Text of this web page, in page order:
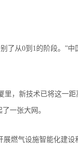
从0到1的阶段。”
，新技术已将这一
一张大网。
燃气设施智能化建